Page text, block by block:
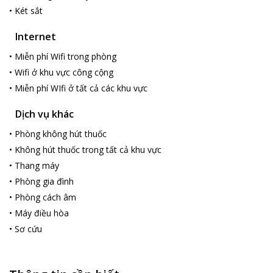
Công Ty TNHH Mật Ong Rừng Phú Quốc – 8.2km đại lộ + 600m
đường rẽ vào Chùa Hộ Quốc Chùa Hộ Quốc – 8.2km đại lộ +
Sơn – 23km, Ngọc Trai Ngọc Hiền – 24km Chợ đêm Dương
Đông – 25km Bãi tắm Ông Lang – 35.9km Rạch Vẹm – 46.4km
(đi ngang Rừng Quốc Gia) Bắc Đảo – Vinpearl Land và vườn thú
Safari – 49.9km Và rất nhiều vườn tiêu trải dài trên đường từ An
Thới đến Dương Đông.
• Két sắt
Internet
• Miễn phí Wifi trong phòng
• Wifi ở khu vực công cộng
• Miễn phí WIfi ở tất cả các khu vực
Dịch vụ khác
• Phòng không hút thuốc
• Không hút thuốc trong tất cả khu vực
• Thang máy
• Phòng gia đình
• Phòng cách âm
• Máy điều hòa
• Sơ cứu